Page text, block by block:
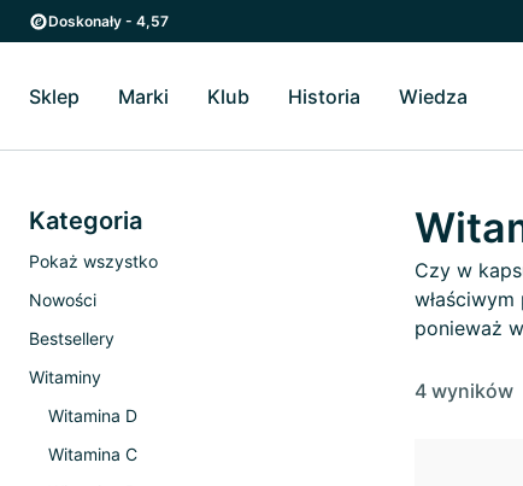
Przejdź do strony głównej
Przejdź do głównego menu
Doskonały - 4,57
Sklep Przełącz Sklep podmenu
Marki Przełącz Marki podmenu
Klub Historia Przełącz Historia
Wiedza
Czy w
ponieważ
4 wyników
Kategoria
Pokaż wszystko
Nowości
Bestsellery
Witaminy
Witamina D
Witamina C